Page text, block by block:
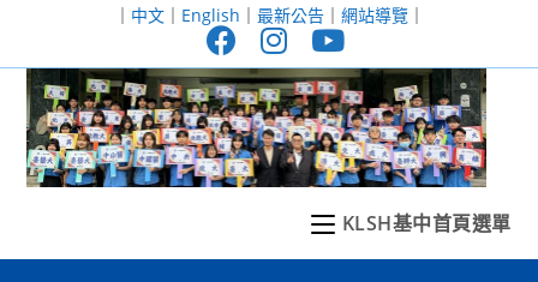
至
｜ 中文｜ English ｜ 最新公告｜ 網站導覽｜
KLSH基中首頁選單